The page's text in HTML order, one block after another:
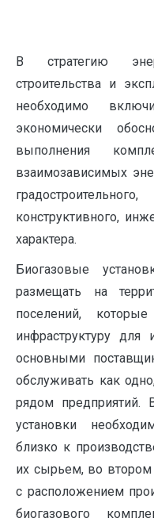
В стратегию
строительства и
необходимо
экономически
выполнения
взаимозависимых
градостроительного,
конструктивного,
характера.
Биогазовые
размещать на
поселений,
инфраструктуру
основными
обслуживать как
рядом предприятий.
установки
близко к
их сырьем, во втором
с расположением
биогазового